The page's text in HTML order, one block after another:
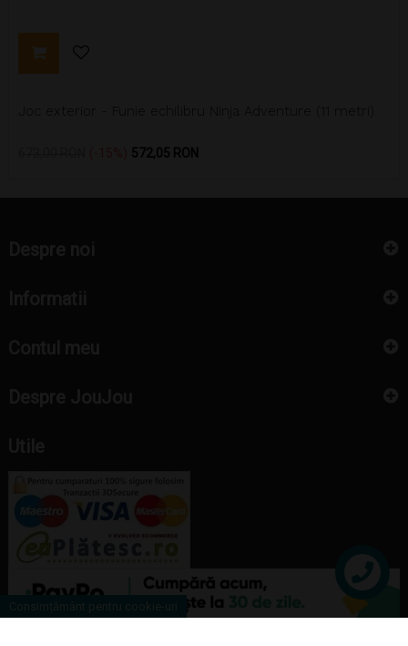
Pret
572,05 RON
Contact
Consimțământ pentru cookie-uri